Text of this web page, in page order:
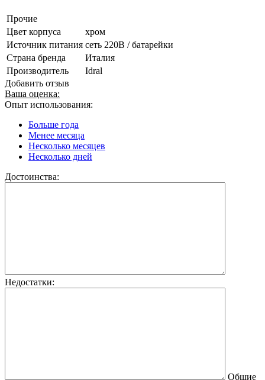
Прочие
Цвет корпуса
хром
Источник питания сеть 220В / батарейки
Страна бренда
Италия
Производитель
Idral
Добавить отзыв
Ваша оценка:
Опыт использования:
Больше года
Менее месяца
Несколько месяцев
Несколько дней
Достоинства:
Недостатки:
Общие